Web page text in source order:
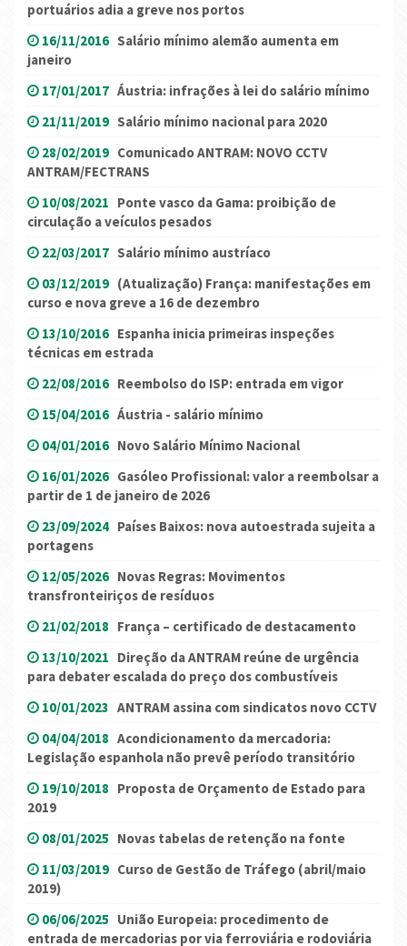
portuários adia a greve nos portos
16/11/2016 Salário mínimo alemão aumenta em
janeiro
17/01/2017 Áustria: infrações à lei do salário mínimo
21/11/2019 Salário mínimo nacional para 2020
28/02/2019 Comunicado ANTRAM: NOVO CCTV
ANTRAM/FECTRANS
10/08/2021 Ponte vasco da Gama: proibição de
circulação a veículos pesados
22/03/2017 Salário mínimo austríaco
03/12/2019 (Atualização) França: manifestações em
curso e nova greve a 16 de dezembro
13/10/2016 Espanha inicia primeiras inspeções
técnicas em estrada
22/08/2016 Reembolso do ISP: entrada em vigor
15/04/2016 Áustria - salário mínimo
04/01/2016 Novo Salário Mínimo Nacional
16/01/2026 Gasóleo Profissional: valor a reembolsar a
partir de 1 de janeiro de 2026
23/09/2024 Países Baixos: nova autoestrada sujeita a
portagens
12/05/2026 Novas Regras: Movimentos
transfronteiriços de resíduos
21/02/2018 França – certificado de destacamento
13/10/2021 Direção da ANTRAM reúne de urgência
para debater escalada do preço dos combustíveis
10/01/2023 ANTRAM assina com sindicatos novo CCTV
04/04/2018 Acondicionamento da mercadoria:
Legislação espanhola não prevê período transitório
19/10/2018 Proposta de Orçamento de Estado para
2019
08/01/2025 Novas tabelas de retenção na fonte
11/03/2019 Curso de Gestão de Tráfego (abril/maio
2019)
06/06/2025 União Europeia: procedimento de
entrada de mercadorias por via ferroviária e rodoviária